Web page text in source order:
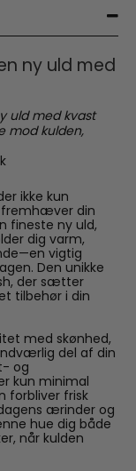
ny uld med
uld med kvast
mod kulden,
ikke kun
fremhæver din
fineste ny uld,
dig varm,
vigtig
Den unikke
der sætter
tilbehør i din
med skønhed,
del af din
og
kun minimal
forbliver frisk
ærinder og
hue dig både
når kulden